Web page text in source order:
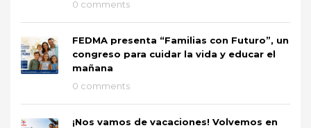
0 comments
FEDMA presenta “Familias con Futuro”, un
congreso para cuidar la vida y educar el
mañana
0 comments
¡Nos vamos de vacaciones! Volvemos en